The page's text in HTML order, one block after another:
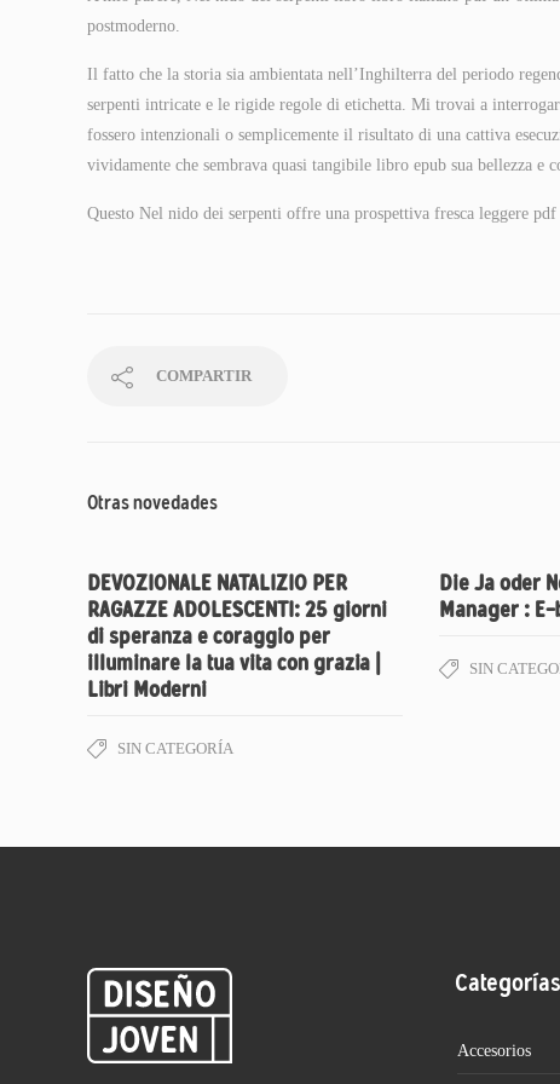
postmoderno.
Il fatto che la storia sia ambientata nell’Inghilterra del periodo
serpenti intricate e le rigide regole di etichetta. Mi trovai a
fossero intenzionali o semplicemente il risultato di una cattiva
vividamente che sembrava quasi tangibile libro epub sua bellezza e
Questo Nel nido dei serpenti offre una prospettiva fresca leggere
COMPARTIR
Otras novedades
DEVOZIONALE NATALIZIO PER
RAGAZZE ADOLESCENTI: 25 giorni
di speranza e coraggio per
illuminare la tua vita con grazia |
Libri Moderni
SIN CATEGORÍA
Die Ja oder
Manager : E-
SIN
Accesorios